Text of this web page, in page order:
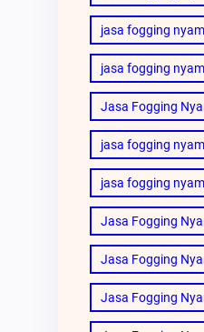
jasa fogging
jasa fogging
Jasa Fogging
jasa fogging
jasa fogging
Jasa Fogging
Jasa Fogging
Jasa Fogging